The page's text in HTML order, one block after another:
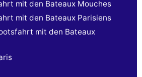
mit den Bateaux Mouches
mit den Bateaux Parisiens
mit den Bateaux